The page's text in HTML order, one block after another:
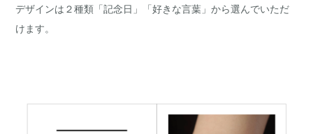
デザインは２種類「記念日」「好きな言葉」から選んでいただ
けます。